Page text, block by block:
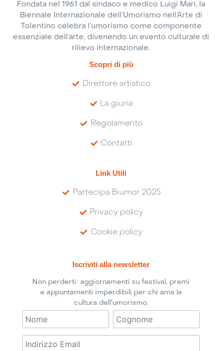
Fondata nel 1961 dal sindaco e medico Luigi Mari, la
Biennale Internazionale dell’Umorismo nell’Arte di
Tolentino celebra l’umorismo come componente
essenziale dell’arte, divenendo un evento culturale di
rilievo internazionale.
Scopri di più
Direttore artistico
La giuria
Regolamento
Contatti
Link Utili
Partecipa Biumor 2025
Privacy policy
Cookie policy
Iscriviti alla newsletter
Non perderti aggiornamenti su festival, premi
e appuntamenti imperdibili per chi ama la
cultura dell’umorismo.